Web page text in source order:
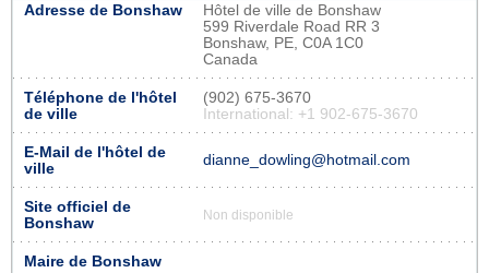
Adresse de Bonshaw
Hôtel de ville de Bonshaw
599 Riverdale Road RR 3
Bonshaw, PE, C0A 1C0
Canada
Téléphone de l'hôtel
de ville
(902) 675-3670
International: +1 902-675-3670
E-Mail de l'hôtel de
ville
dianne_dowling@hotmail.com
Site officiel de
Bonshaw
Non disponible
Maire de Bonshaw